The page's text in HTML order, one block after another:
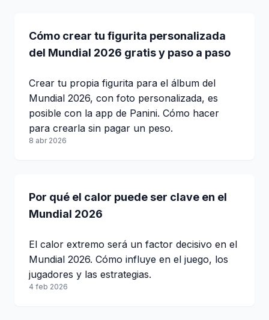
Cómo crear tu figurita personalizada
del Mundial 2026 gratis y paso a paso
Crear tu propia figurita para el álbum del
Mundial 2026, con foto personalizada, es
posible con la app de Panini. Cómo hacer
para crearla sin pagar un peso.
8 abr 2026
Por qué el calor puede ser clave en el
Mundial 2026
El calor extremo será un factor decisivo en el
Mundial 2026. Cómo influye en el juego, los
jugadores y las estrategias.
4 feb 2026